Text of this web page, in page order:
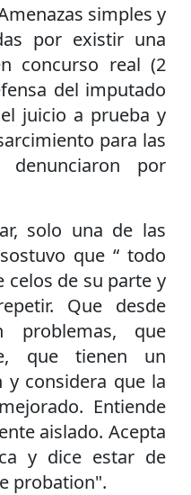
simples y
por existir una
concurso real (2
del imputado
juicio a prueba y
para las
por
solo una de las
que “ todo
celos de su parte y
Que desde
problemas, que
que tienen un
considera que la
Entiende
aislado. Acepta
y dice estar de
probation".